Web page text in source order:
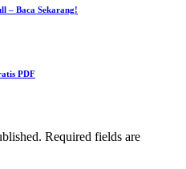
– Baca Sekarang!
PDF
Required fields are